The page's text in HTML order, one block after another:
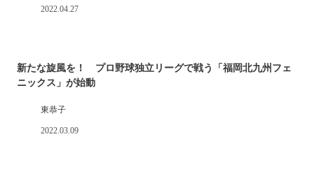
2022.04.27
新たな旋風を！ プロ野球独立リーグで戦う「福岡北九州フェ
ニックス」が始動
東恭子
2022.03.09